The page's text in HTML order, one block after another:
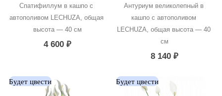
Спатифиллум в кашпо с
автополивом LECHUZA, общая
высота — 40 см
4 600 ₽
Антуриум великолепный в
кашпо с автополивом
LECHUZA, общая высота — 40
см
8 140₽
Будет цвести Будет цвести